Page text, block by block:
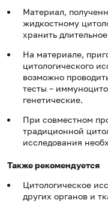
Материал,
жидкостному
хранить
На материале,
цитологического
возможно
тесты –
генетические.
При совместном
традиционной
исследования
Также рекомендуется
Цитологическое
других органов и